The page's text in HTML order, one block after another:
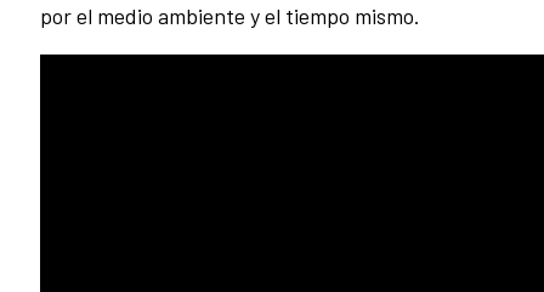
por el medio ambiente y el tiempo mismo.